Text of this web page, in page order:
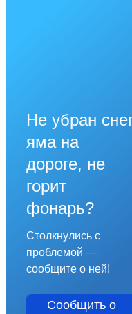
Не убран
яма на
дороге, не
горит
фонарь?
Столкнулись с
проблемой —
сообщите о ней!
Сообщить о